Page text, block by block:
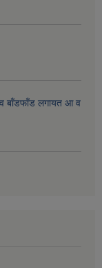
बाँडफाँड लगायत आ व